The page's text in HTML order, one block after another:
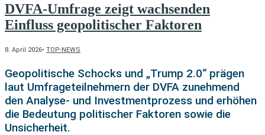
DVFA-Umfrage zeigt wachsenden
Einfluss geopolitischer Faktoren
8. April 2026• TOP-NEWS
Geopolitische Schocks und „Trump 2.0“ prägen
laut Umfrageteilnehmern der DVFA zunehmend
den Analyse- und Investmentprozess und erhöhen
die Bedeutung politischer Faktoren sowie die
Unsicherheit.